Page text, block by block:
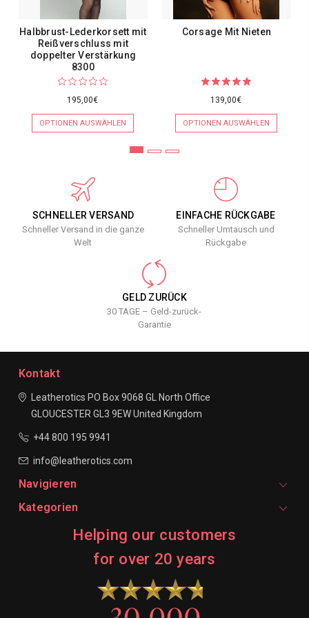
Halbbrust-Lederkorsett mit
Reißverschluss mit
doppelter Verstärkung
8300
195,00€
OPTIONEN AUSWÄHLEN
Corsage Mit Nieten
139,00€
OPTIONEN AUSWÄHLEN
SCHNELLER VERSAND
Schneller Versand in die ganze
Welt
EINFACHE RÜCKGABE
Schneller Umtausch und
Rückgabe
GELD ZURÜCK
30 TAGE – Geld-zurück-
Garantie
Kontakt
Leatherotics PO Box 9068 GL North Office
GLOUCESTER GL3 9EWUnited Kingdom
+44 800 195 9941
info@leatherotics.com
Navigieren
Kategorien
Helping our customers
for over 20 years